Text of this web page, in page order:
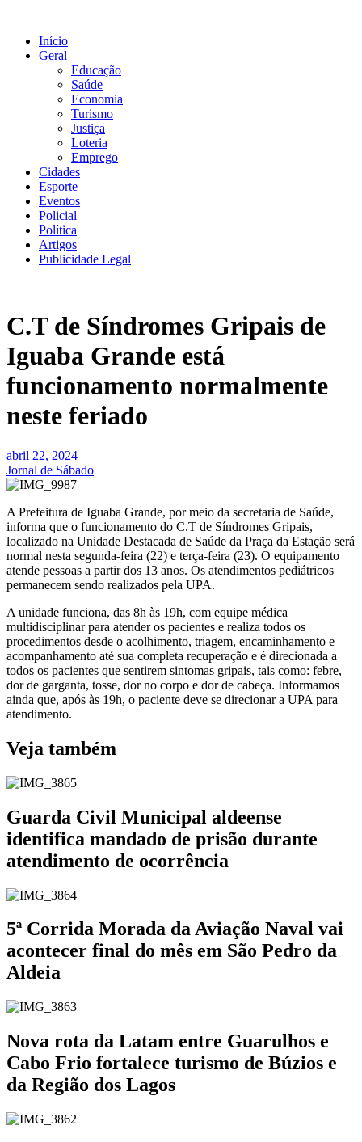
conteúdo
Início
Geral
Educação
Saúde
Economia
Turismo
Justiça
Loteria
Emprego
Cidades
Esporte
Eventos
Policial
Política
Artigos
Publicidade Legal
C.T de Síndromes Gripais de
Iguaba Grande está
funcionamento normalmente
neste feriado
abril 22, 2024
Jornal de Sábado
A Prefeitura de Iguaba Grande, por meio da secretaria de Saúde,
informa que o funcionamento do C.T de Síndromes Gripais,
localizado na Unidade Destacada de Saúde da Praça da Estação será
normal nesta segunda-feira (22) e terça-feira (23). O equipamento
atende pessoas a partir dos 13 anos. Os atendimentos pediátricos
permanecem sendo realizados pela UPA.
A unidade funciona, das 8h às 19h, com equipe médica
multidisciplinar para atender os pacientes e realiza todos os
procedimentos desde o acolhimento, triagem, encaminhamento e
acompanhamento até sua completa recuperação e é direcionada a
todos os pacientes que sentirem sintomas gripais, tais como: febre,
dor de garganta, tosse, dor no corpo e dor de cabeça. Informamos
ainda que, após às 19h, o paciente deve se direcionar a UPA para
atendimento.
Veja também
Guarda Civil Municipal aldeense
identifica mandado de prisão durante
atendimento de ocorrência
5ª Corrida Morada da Aviação Naval vai
acontecer final do mês em São Pedro da
Aldeia
Nova rota da Latam entre Guarulhos e
Cabo Frio fortalece turismo de Búzios e
da Região dos Lagos